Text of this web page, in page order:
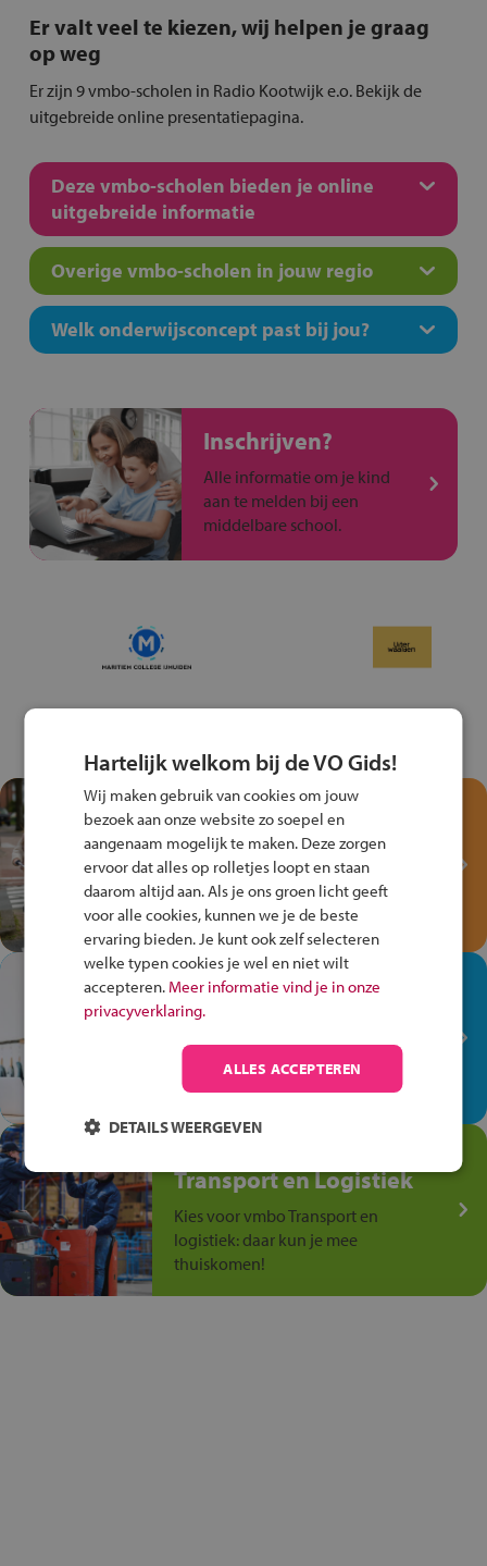
Er valt veel te kiezen, wij helpen je graag
op weg
Er zijn 9 vmbo-scholen in Radio Kootwijk e.o. Bekijk de
uitgebreide online presentatiepagina.
Deze vmbo-scholen bieden je online
uitgebreide informatie
Overige vmbo-scholen in jouw regio
Welk onderwijsconcept past bij jou?
Inschrijven?
Alle informatie om je kind
aan te melden bij een
middelbare school.
Test je kennis met het
Fiets Veilig
Verkeersspel!
Speel het Fiets Veilig Verkeersspel
en win een Cortina-fiets!
In de winkel ben je op je
plek!
Ontdek via het vmbo jouw talent
op de winkelvloer, waar elke dag
anders is!
Transport en Logistiek
Kies voor vmbo Transport en
logistiek: daar kun je mee
thuiskomen!
Hartelijk welkom bij de VO Gids!
Wij maken gebruik van cookies om jouw
bezoek aan onze website zo soepel en
aangenaam mogelijk te maken. Deze zorgen
ervoor dat alles op rolletjes loopt en staan
daarom altijd aan. Als je ons groen licht geeft
voor alle cookies, kunnen we je de beste
ervaring bieden. Je kunt ook zelf selecteren
welke typen cookies je wel en niet wilt
accepteren. Meer informatie vind je in onze
privacyverklaring.
ALLES ACCEPTEREN
DETAILS WEERGEVEN